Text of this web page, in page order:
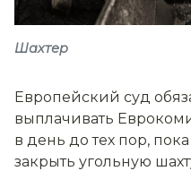
Шахтер
Европейский суд
выплачивать
в день до тех пор,
закрыть угольную